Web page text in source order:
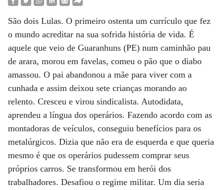
São dois Lulas. O primeiro ostenta um currículo que fez
o mundo acreditar na sua sofrida história de vida. É
aquele que veio de Guaranhuns (PE) num caminhão pau
de arara, morou em favelas, comeu o pão que o diabo
amassou. O pai abandonou a mãe para viver com a
cunhada e assim deixou sete crianças morando ao
relento. Cresceu e virou sindicalista. Autodidata,
aprendeu a língua dos operários. Fazendo acordo com as
montadoras de veículos, conseguiu benefícios para os
metalúrgicos. Dizia que não era de esquerda e que queria
mesmo é que os operários pudessem comprar seus
próprios carros. Se transformou em herói dos
trabalhadores. Desafiou o regime militar. Um dia seria